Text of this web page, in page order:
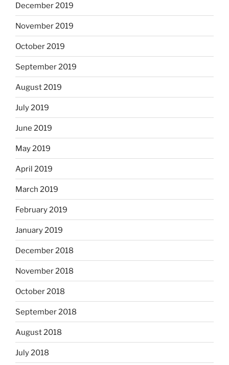
December 2019
November 2019
October 2019
September 2019
August 2019
July 2019
June 2019
May 2019
April 2019
March 2019
February 2019
January 2019
December 2018
November 2018
October 2018
September 2018
August 2018
July 2018